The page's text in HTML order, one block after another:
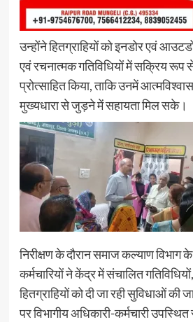
उन्होंने हितग्राहियों को इनडोर एवं
एवं रचनात्मक गतिविधियों में सक्रिय रूप
प्रोत्साहित किया, ताकि उनमें
मुख्यधारा से जुड़ने में सहायता मिल सके।
निरीक्षण के दौरान समाज कल्याण विभाग
कर्मचारियों ने केंद्र में संचालित
हितग्राहियों को दी जा रही सुविधाओं की
पर विभागीय अधिकारी-कर्मचारी उपस्थित